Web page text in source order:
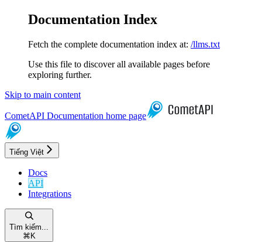
Documentation Index
Fetch the complete documentation index at: /llms.txt
Use this file to discover all available pages before
exploring further.
Skip to main content
CometAPI Documentation home page
Tiếng Việt
Docs
API
Integrations
Tìm kiếm...
⌘ K